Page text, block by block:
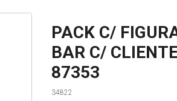
PACK C/
BAR C/
87353
34822